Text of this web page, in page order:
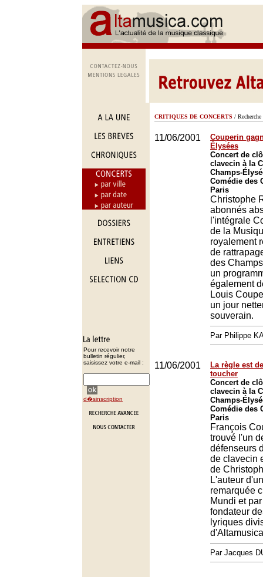
Pour recevoir notre
bulletin régulier,
saisissez votre e-mail :
d�sinscription
CRITIQUES DE CONCERTS / Recherche
11/06/2001
Couperin
Élysées
Concert de
clavecin à la
Champs-
Comédie des
Paris
Christophe
abonnés
l'intégrale
de la
royalement
de
des
un
également
Louis
un jour
souverain.
Par Philippe
11/06/2001
La règle est
toucher
Concert de
clavecin à la
Champs-
Comédie des
Paris
François
trouvé l'un
défenseurs
de clavecin
de
L'auteur
remarquée
Mundi et
fondateur
lyriques
Par Jacques